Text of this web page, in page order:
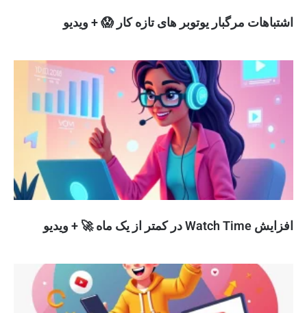
اشتباهات مرگبار یوتوبر های تازه کار 😱 + ویدیو
افزایش Watch Time در کمتر از یک ماه 🚀 + ویدیو